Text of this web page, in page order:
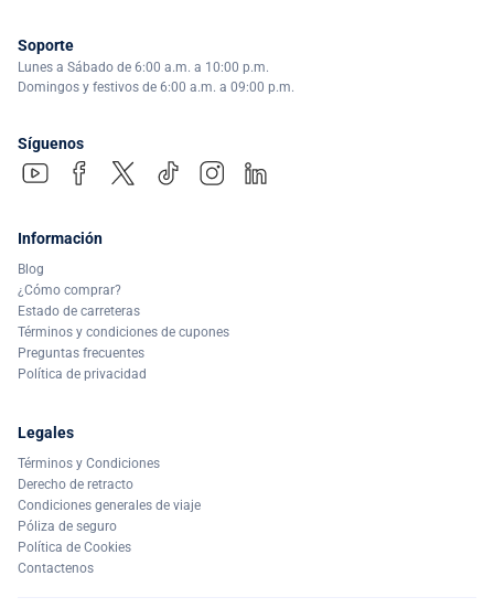
Soporte
Lunes a Sábado de 6:00 a.m. a 10:00 p.m.
Domingos y festivos de 6:00 a.m. a 09:00 p.m.
Síguenos
Información
Blog
¿Cómo comprar?
Estado de carreteras
Términos y condiciones de cupones
Preguntas frecuentes
Política de privacidad
Legales
Términos y Condiciones
Derecho de retracto
Condiciones generales de viaje
Póliza de seguro
Política de Cookies
Contactenos